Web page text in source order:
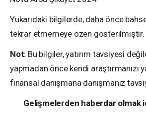
Yukarıdaki bilgilerde, daha önce
tekrar etmemeye özen gösterilmiştir.
Not: Bu bilgiler, yatırım tavsiyesi
yapmadan önce kendi araştırmanızı
finansal danışmana danışmanız
Gelişmelerden haberdar olmak